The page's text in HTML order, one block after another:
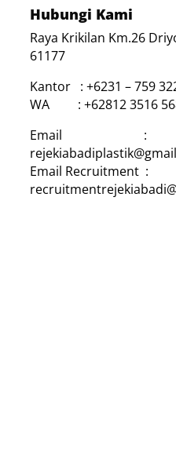
Hubungi Kami
Raya Krikilan Km.26
61177
Kantor : +6231 – 759
WA : +62812 3516
Email :
Email Recruitment :